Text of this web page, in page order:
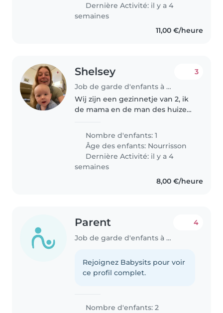
Dernière Activité: il y a 4
semaines
11,00 €/heure
Shelsey
Job de garde d'enfants à Diest
3
Wij zijn een gezinnetje van 2, ik
de mama en de man des huizes
Nombre d'enfants: 1
Âge des enfants: Nourrisson
Dernière Activité: il y a 4
semaines
8,00 €/heure
Parent
Job de garde d'enfants à Oud-Heverlee
4
Rejoignez Babysits pour voir
ce profil complet.
Nombre d'enfants: 2